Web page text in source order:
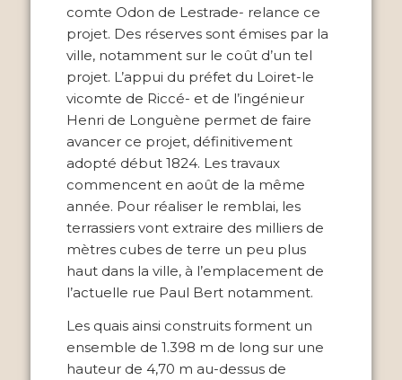
comte Odon de Lestrade- relance ce
projet. Des réserves sont émises par la
ville, notamment sur le coût d’un tel
projet. L’appui du préfet du Loiret-le
vicomte de Riccé- et de l’ingénieur
Henri de Longuène permet de faire
avancer ce projet, définitivement
adopté début 1824. Les travaux
commencent en août de la même
année. Pour réaliser le remblai, les
terrassiers vont extraire des milliers de
mètres cubes de terre un peu plus
haut dans la ville, à l’emplacement de
l’actuelle rue Paul Bert notamment.
Les quais ainsi construits forment un
ensemble de 1.398 m de long sur une
hauteur de 4,70 m au-dessus de